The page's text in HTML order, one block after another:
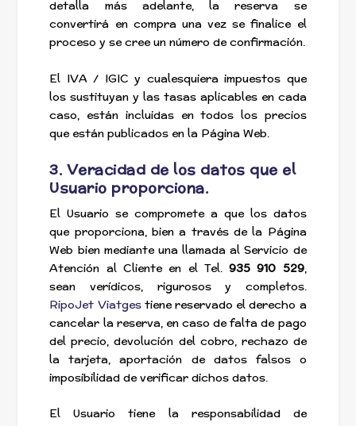
detalla más adelante, la reserva se
convertirá en compra una vez se finalice el
proceso y se cree un número de confirmación.
El IVA / IGIC y cualesquiera impuestos que
los sustituyan y las tasas aplicables en cada
caso, están incluidas en todos los precios
que están publicados en la Página Web.
3. Veracidad de los datos que el
Usuario proporciona.
El Usuario se compromete a que los datos
que proporciona, bien a través de la Página
Web bien mediante una llamada al Servicio de
Atención al Cliente en el Tel.935 910 529,
sean verídicos, rigurosos y completos.
RipoJet Viatgestiene reservado el derecho a
cancelar la reserva, en caso de falta de pago
del precio, devolución del cobro, rechazo de
la tarjeta, aportación de datos falsos o
imposibilidad de verificar dichos datos.
El Usuario tiene la responsabilidad de